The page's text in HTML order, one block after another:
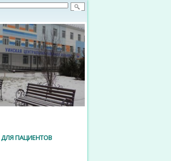
ПАЦИЕНТОВ